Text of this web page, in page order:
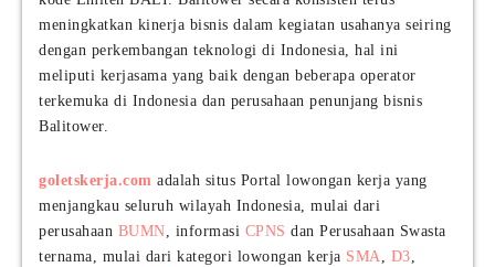
meningkatkan kinerja bisnis dalam kegiatan usahanya seiring
dengan perkembangan teknologi di Indonesia, hal ini
meliputi kerjasama yang baik dengan beberapa operator
terkemuka di Indonesia dan perusahaan penunjang bisnis
Balitower.
goletskerja.com adalah situs Portal lowongan kerja yang
menjangkau seluruh wilayah Indonesia, mulai dari
perusahaan BUMN, informasi CPNS dan Perusahaan Swasta
ternama, mulai dari kategori lowongan kerja SMA, D3,